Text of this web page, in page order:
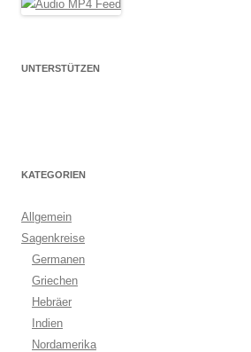
UNTERSTÜTZEN
KATEGORIEN
Allgemein
Sagenkreise
Germanen
Griechen
Hebräer
Indien
Nordamerika